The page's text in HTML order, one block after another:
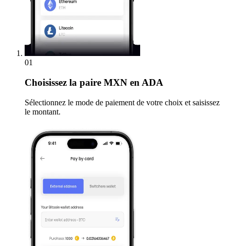
01
Choisissez la paire MXN en ADA
Sélectionnez le mode de paiement de votre choix et saisissez
le montant.